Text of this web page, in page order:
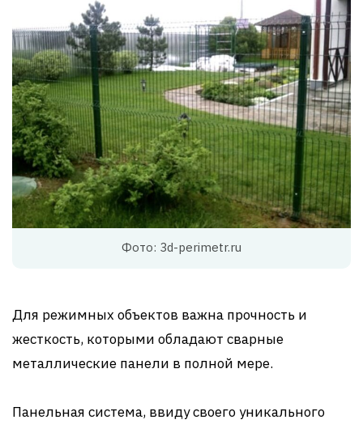
Фото: 3d-perimetr.ru
Для режимных объектов важна прочность и
жесткость, которыми обладают сварные
металлические панели в полной мере.
Панельная система, ввиду своего уникального